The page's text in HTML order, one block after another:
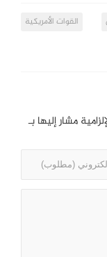
القوات الأمريكية
مشار إليها بـ